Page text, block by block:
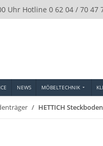
Uhr Hotline 0 62 04 / 70 47
NEWS MÖBELTECHNIK
HETTICH